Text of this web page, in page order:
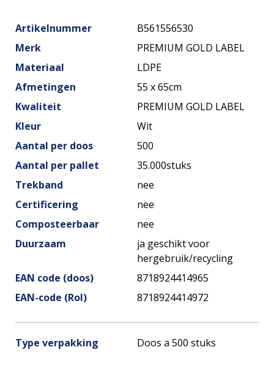
Contact
Artikelnummer
B561556530
Merk
PREMIUM GOLD LABEL
Materiaal
LDPE
Afmetingen
55 x 65cm
Kwaliteit
PREMIUM GOLD LABEL
Kleur
Wit
Aantal per doos
500
Aantal per pallet
35.000stuks
Trekband
nee
Certificering
nee
Composteerbaar
nee
Duurzaam
ja geschikt voor
hergebruik/recycling
EAN code (doos)
8718924414965
EAN-code (Rol)
8718924414972
Type verpakking Doos a 500 stuks